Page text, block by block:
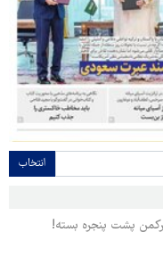
انتخاب
پشت پنجره بسته!